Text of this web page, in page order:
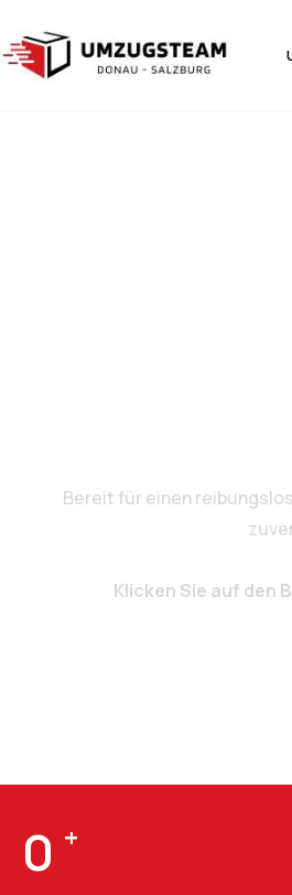
Bereit für einen
Klicken Sie auf den
0 +